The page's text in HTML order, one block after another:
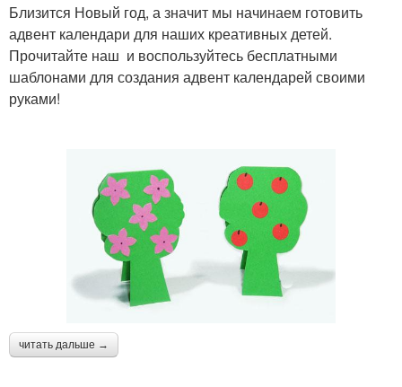
Близится Новый год, а значит мы начинаем готовить
адвент календари для наших креативных детей.
Прочитайте наш и воспользуйтесь бесплатными
шаблонами для создания адвент календарей своими
руками!
читать дальше →